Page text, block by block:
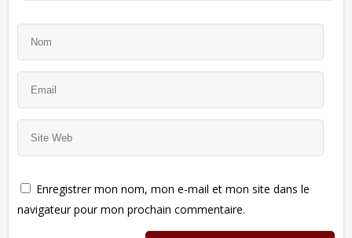
Enregistrer mon nom, mon e-mail et mon site dans le
navigateur pour mon prochain commentaire.